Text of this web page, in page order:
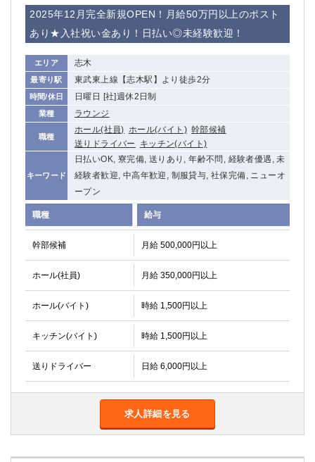
2025年12月完全新規OPEN！月給50万円以上のポスト
あり★入社祝い金あり！日払い◎未経験歓迎！
エリア 志木
最寄り駅 東武東上線【志木駅】より徒歩2分
時間/休日 日曜日 [社]週休2日制
業種 ラウンジ
職種
ホール(社員) ホール(バイト) 幹部候補
送りドライバー
キッチン(バイト)
キーワード
日払いOK, 寮完備, 送りあり, 年齢不問, 経験者優遇, 未
経験者歓迎, 中高年歓迎, 制服貸与, 社保完備, ニューオ
ープン
職種 給与
幹部候補 月給 500,000円以上
ホール(社員) 月給 350,000円以上
ホール(バイト) 時給 1,500円以上
キッチン(バイト) 時給 1,500円以上
送りドライバー 日給 6,000円以上
求人詳細を見る
①六本木 ②西麻布
大山
赤羽
品川
蒲田東口
立川（南口）
新宿
浜松町
西葛西
中野
中目黒
ひばりヶ丘（北口）
学芸大学
吉祥寺（南口／公園口） 小作・羽村・福生エリア
自由が丘
吉祥寺（北口／東口）
四谷
下北沢・経堂
金町（北口）
成増駅徒歩3分の好立地！
三軒茶屋（南口）
①歌舞伎町 ②新宿 ③新宿三丁目 ④西
①歌舞伎町 ②新宿 ③西部新宿 ③東新宿
①歌舞伎町 ②新宿
①銀座 ②新橋
錦糸町(南口)
蒲田(西口)
清瀬（南口）
①東武練馬 ②成増・板橋 ③大山 ②池袋
池袋東口
金町
大井町
亀戸
水道橋
浅草
幡ヶ谷